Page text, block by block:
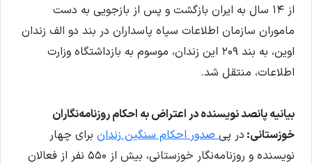
از ۱۴ سال به ایران بازگشت و پس از بازجویی به دست
ماموران سازمان اطلاعات سپاه پاسداران در بند دو الف زندان
اوین، به بند ۲۰۹ این زندان، موسوم به بازداشتگاه وزارت
اطلاعات، منتقل شد.
بیانیه‌ پانصد نویسنده در اعتراض به احکام روزنامه‌نگاران
خوزستانی: در پیصدور احکام سنگین زندانبرای چهار
نویسنده و روزنامه‌نگار خوزستانی، بیش از ۵۵۰ نفر از فعالان